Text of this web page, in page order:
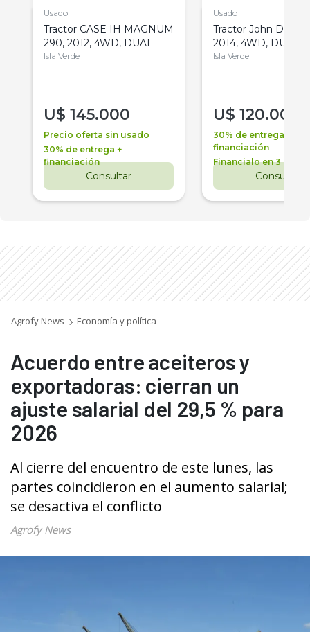
Usado
Tractor CASE IH MAGNUM
290, 2012, 4WD, DUAL
Isla Verde
U$ 145.000
Precio oferta sin usado
30% de entrega +
financiación
Consultar
Usado
Tractor John Deere
2014, 4WD, DUAL
Isla Verde
U$ 120.000
30% de entrega +
financiación
Financialo en 3 años
Consultar
Agrofy News Economía y política
Acuerdo entre aceiteros y
exportadoras: cierran un
ajuste salarial del 29,5 % para
2026
Al cierre del encuentro de este lunes, las
partes coincidieron en el aumento salarial;
se desactiva el conflicto
Agrofy News